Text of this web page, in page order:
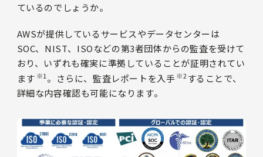
ているのでしょうか。
AWSが提供しているサービスやデータセンターは
SOC、NIST、ISOなどの第3者団体からの監査を受けて
おり、いずれも確実に準拠していることが証明されてい
ます ※1。さらに、監査レポートを入手※2することで、
詳細な内容確認も可能になります。